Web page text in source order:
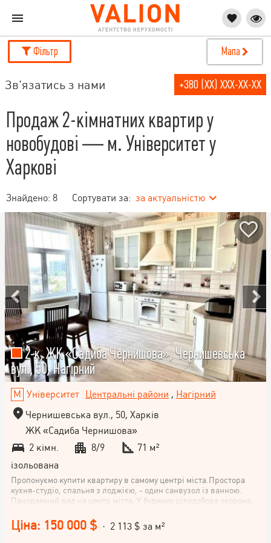
Фільтр Мапа
Зв'язатись з нами +380 (XX) XXX-XX-XX
Продаж 2-кімнатних квартир у
новобудові — м. Університет у
Харкові
Знайдено: 8 Сортувати за: за актуальністю
2-к, ЖК «Садиба Чернишова», Чернишевська
вул., 50, Нагірний
Університет Центральні райони , Нагірний
Чернишевська вул., 50, Харків
ЖК «Садиба Чернишова»
2 кімн.
8/9
71 м²
ізольована
Пропонуємо купити квартиру в самому центрі міста.Простора
кухня-студіо, спальня з лоджією, - один санвузол із ванною.
Панорамний вид на центр міста. У будинку цілодобова охорона,
територія, власна котельня. Ремонт зроблений за авторським
проектом, меблі робилися під індивідуальне замовлення. Є
Ціна: 150 000 $ · 2 113 $ за м²